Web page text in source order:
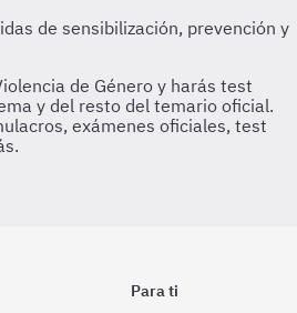
Para ti